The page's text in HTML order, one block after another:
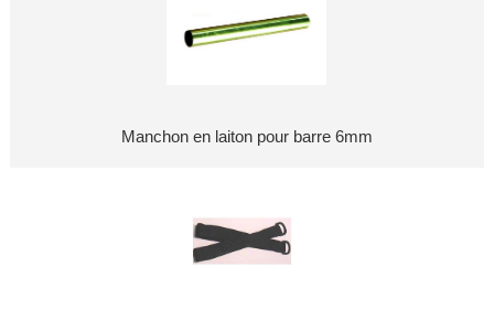
Manchon en laiton pour barre 6mm